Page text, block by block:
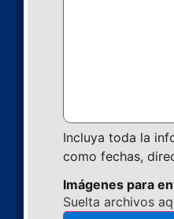
Incluya toda la
como fechas,
Imágenes para
Suelta archivos